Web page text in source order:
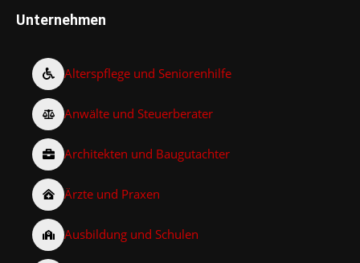
Unternehmen
Alterspflege und Seniorenhilfe
Anwälte und Steuerberater
Architekten und Baugutachter
Ärzte und Praxen
Ausbildung und Schulen